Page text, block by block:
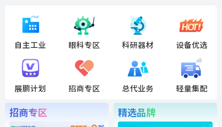
国药创研AED开启全国招商
自主工业 眼科专区 科研器材 设备优选
展鹏计划 招商专区 总代业务 轻量集配
招商专区 精选品牌